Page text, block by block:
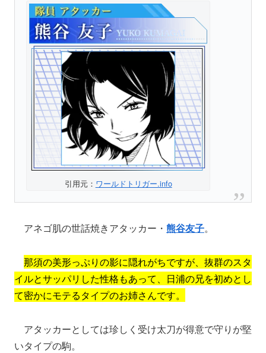
引用元： ワールドトリガー.info
アネゴ肌の世話焼きアタッカー・ 熊谷友子。
那須の美形っぷりの影に隠れがちですが、抜群のスタ
イルとサッパリした性格もあって、日浦の兄を初めとし
て密かにモテるタイプのお姉さんです。
アタッカーとしては珍しく受け太刀が得意で守りが堅
いタイプの駒。